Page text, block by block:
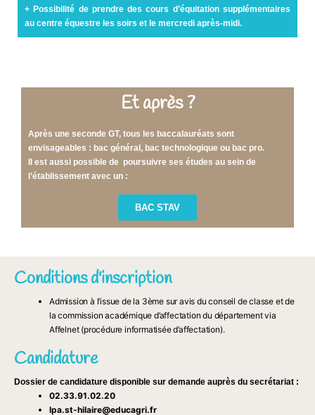
+ Possibilité de prendre des cours d’équitation supplémentaires
au centre équestre les soirs et le mercredi après-midi.
Et après ?
Après une seconde GT, tous les baccalauréats sont
envisageables : bac général, bac technologique ou bac pro.
Il est aussi possible de poursuivre ses études au sein de
l’établissement avec un :
BAC STAV
Conditions d'inscription
Admission à l’issue de la 3ème sur avis du conseil de classe et de
la commission académique d’affectation du département via
Affelnet (procédure informatisée d’affectation).
Candidature
Dossier de candidature disponible sur demande auprès du secrétariat :
02.33.91.02.20
lpa.st-hilaire@educagri.fr